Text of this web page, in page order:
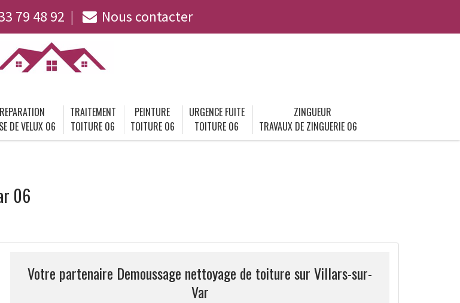
79 48 92 Nous contacter
REPARATION
DE VELUX 06
TRAITEMENT
TOITURE 06
PEINTURE
TOITURE 06
URGENCE FUITE
TOITURE 06
ZINGUEUR
TRAVAUX DE ZINGUERIE 06
06
Votre partenaire Demoussage nettoyage de toiture sur Villars-sur-
Var